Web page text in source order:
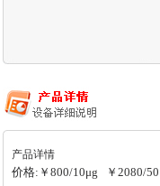
产品详情
价格:￥800/10μg ￥2080/